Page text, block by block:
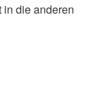
die anderen